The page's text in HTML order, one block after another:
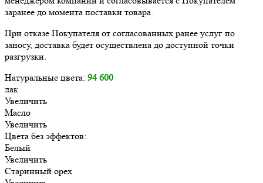
заранее до момента поставки товара.
При отказе Покупателя от согласованных ранее услуг по
заносу, доставка будет осуществлена до доступной точки
разгрузки.
Натуральные цвета: 94 600
лак
Увеличить
Масло
Увеличить
Цвета без эффектов:
Белый
Увеличить
Старинный орех